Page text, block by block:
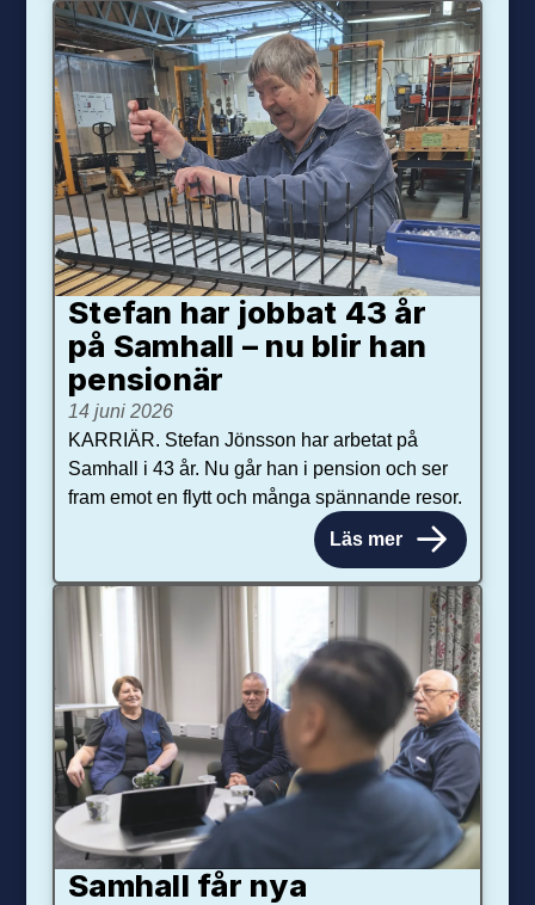
Stefan har jobbat 43 år
på Samhall – nu blir han
pensionär
14 juni 2026
KARRIÄR. Stefan Jönsson har arbetat på
Samhall i 43 år. Nu går han i pension och ser
fram emot en flytt och många spännande resor.
Läs mer
Samhall får nya